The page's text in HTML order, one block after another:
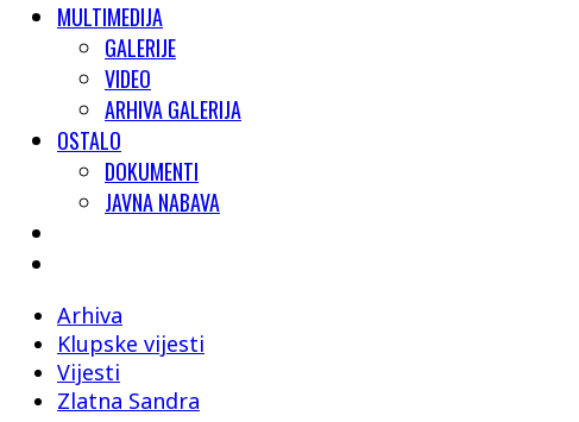
MULTIMEDIJA
GALERIJE
VIDEO
ARHIVA GALERIJA
OSTALO
DOKUMENTI
JAVNA NABAVA
Arhiva
Klupske vijesti
Vijesti
Zlatna Sandra